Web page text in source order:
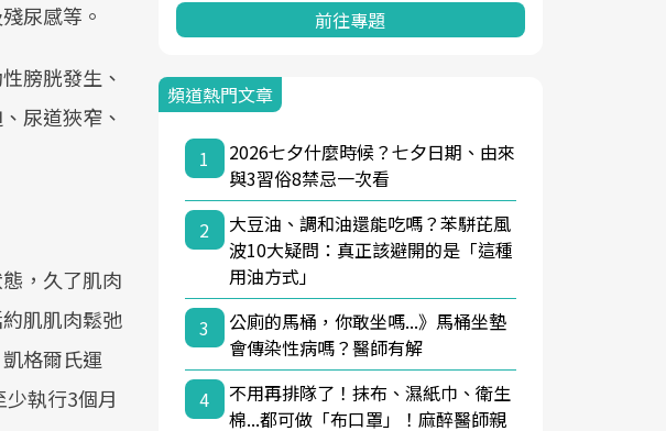
尿感等。
膀胱發生、
尿道狹窄、
，久了肌肉
肌肌肉鬆弛
格爾氏運
執行3個月
前往專題
頻道熱門文章
1
2026七夕什麼時候？七夕日期、由來
與3習俗8禁忌一次看
2
大豆油、調和油還能吃嗎？苯駢芘風
波10大疑問：真正該避開的是「這種
用油方式」
3
公廁的馬桶，你敢坐嗎...》馬桶坐墊
會傳染性病嗎？醫師有解
4
不用再排隊了！抹布、濕紙巾、衛生
棉...都可做「布口罩」！麻醉醫師親